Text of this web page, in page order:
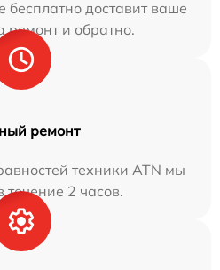
доставит ваше
ремонт и обратно.
ремонт
техники ATN мы
течение 2 часов.